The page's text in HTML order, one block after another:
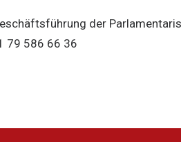
der
79 586 66 36